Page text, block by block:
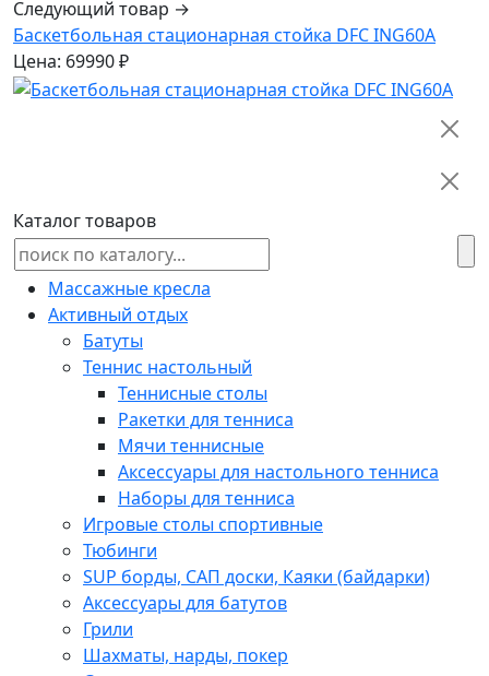
Следующий товар →
Баскетбольная стационарная стойка DFC ING60A
Цена: 69990 ₽
Каталог товаров
Массажные кресла
Активный отдых
Батуты
Теннис настольный
Теннисные столы
Ракетки для тенниса
Мячи теннисные
Аксессуары для настольного тенниса
Наборы для тенниса
Игровые столы спортивные
Тюбинги
SUP борды, САП доски, Каяки (байдарки)
Аксессуары для батутов
Грили
Шахматы, нарды, покер